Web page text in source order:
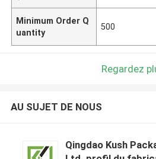
Minimum Order Q
uantity
500
Regardez
AU SUJET DE NOUS
Qingdao Kush